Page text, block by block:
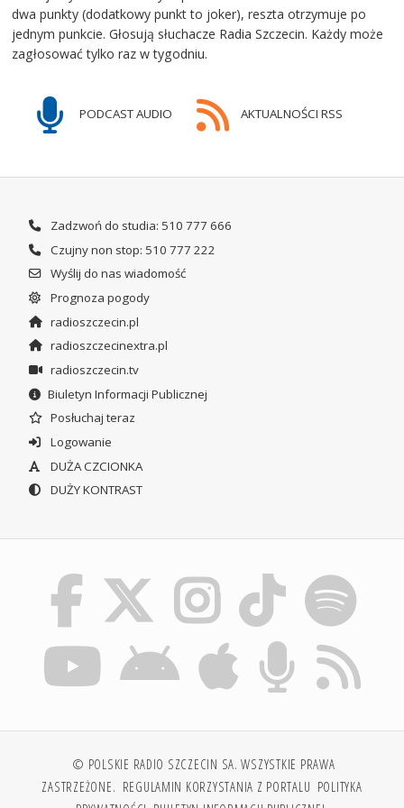
dwa punkty (dodatkowy punkt to joker), reszta otrzymuje po
jednym punkcie. Głosują słuchacze Radia Szczecin. Każdy może
zagłosować tylko raz w tygodniu.
PODCAST AUDIO AKTUALNOŚCI RSS
Zadzwoń do studia: 510 777 666
Czujny non stop: 510 777 222
Wyślij do nas wiadomość
Prognoza pogody
radioszczecin.pl
radioszczecinextra.pl
radioszczecin.tv
Biuletyn Informacji Publicznej
Posłuchaj teraz
Logowanie
DUŻA CZCIONKA
DUŻY KONTRAST
© POLSKIE RADIO SZCZECIN SA. WSZYSTKIE PRAWA
ZASTRZEŻONE. REGULAMIN KORZYSTANIA Z PORTALU POLITYKA